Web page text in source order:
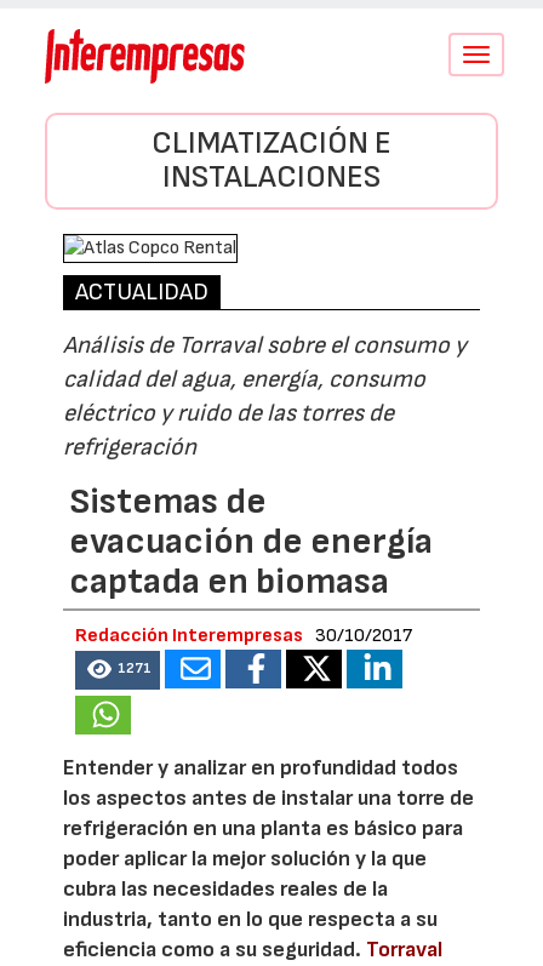
Conmutar
CLIMATIZACIÓN E
INSTALACIONES
ACTUALIDAD
Análisis de Torraval sobre el consumo y
calidad del agua, energía, consumo
eléctrico y ruido de las torres de
refrigeración
Sistemas de
evacuación de energía
captada en biomasa
Redacción Interempresas 30/10/2017
1271
Entender y analizar en profundidad todos
los aspectos antes de instalar una torre de
refrigeración en una planta es básico para
poder aplicar la mejor solución y la que
cubra las necesidades reales de la
industria, tanto en lo que respecta a su
eficiencia como a su seguridad. Torraval